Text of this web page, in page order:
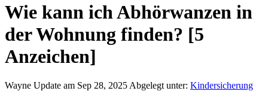
Wie kann ich Abhörwanzen in
der Wohnung finden? [5
Anzeichen]
Wayne Update am Sep 28, 2025 Abgelegt unter: Kindersicherung